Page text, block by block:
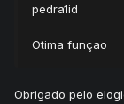
pedra1id
Otima funçao
Obrigado pelo